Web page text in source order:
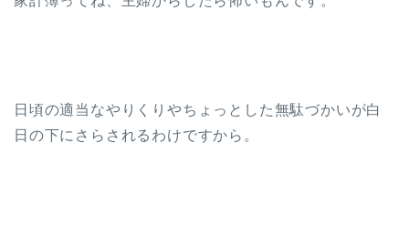
日頃の適当なやりくりやちょっとした無駄づかいが白
日の下にさらされるわけですから。